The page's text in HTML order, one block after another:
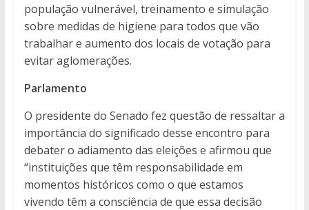
população vulnerável, treinamento e simulação
sobre medidas de higiene para todos que vão
trabalhar e aumento dos locais de votação para
evitar aglomerações.
Parlamento
O presidente do Senado fez questão de ressaltar a
importância do significado desse encontro para
debater o adiamento das eleições e afirmou que
“instituições que têm responsabilidade em
momentos históricos como o que estamos
vivendo têm a consciência de que essa decisão